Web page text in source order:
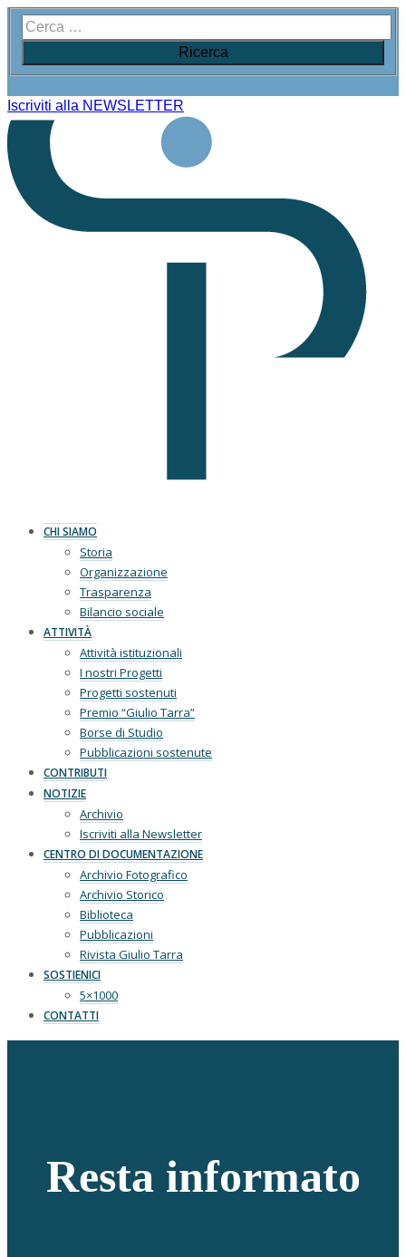
Iscriviti alla NEWSLETTER
CHI SIAMO
Storia
Organizzazione
Trasparenza
Bilancio sociale
ATTIVITÀ
Attività istituzionali
I nostri Progetti
Progetti sostenuti
Premio “Giulio Tarra”
Borse di Studio
Pubblicazioni sostenute
CONTRIBUTI
NOTIZIE
Archivio
Iscriviti alla Newsletter
CENTRO DI DOCUMENTAZIONE
Archivio Fotografico
Archivio Storico
Biblioteca
Pubblicazioni
Rivista Giulio Tarra
SOSTIENICI
5×1000
CONTATTI
Resta informato